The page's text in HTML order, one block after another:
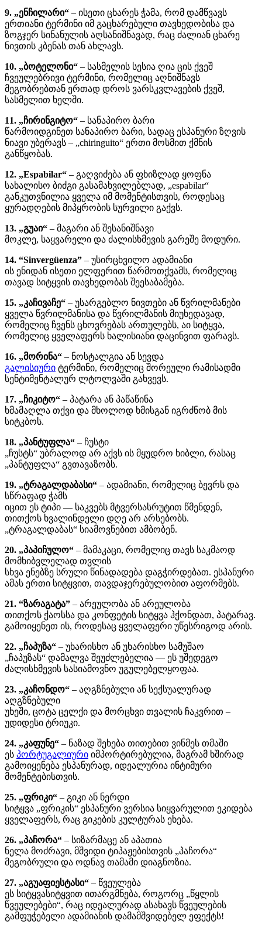
9. „ენჩილარი“ – ისეთი ცხარეს ჭამა, რომ დამწვავს
ერთიანი ტერმინი იმ გაცხარებული თავხედობისა და
ზოგჯერ სინანულის აღსანიშნავად, რაც ძალიან ცხარე
ნივთის კბენას თან ახლავს.
10. „ბოტელონი“ – სასმელის სესია ღია ცის ქვეშ
ჩვეულებრივი ტერმინი, რომელიც აღნიშნავს
მეგობრებთან ერთად დროს ვარსკვლავების ქვეშ,
სასმელით ხელში.
11. „ჩირინგიტო“ – სანაპირო ბარი
წარმოიდგინეთ სანაპირო ბარი, სადაც ესპანური ზღვის
ნიავი უბერავს – „chiringuito“ ერთი მოსმით ქმნის
განწყობას.
12. „Espabilar“ – გაღვიძება ან ფხიზლად ყოფნა
სახალისო ბიძგი გასამახვილებლად, „espabilar“
განკუთვნილია ყველა იმ მომენტისთვის, როდესაც
ყურადღების მიპყრობის სურვილი გაქვს.
13. „გუაი“ – მაგარი ან შესანიშნავი
მოკლე, საყვარელი და ძალისხმევის გარეშე მოდური.
14. “Sinvergüenza” – უსირცხვილო ადამიანი
ის ენიდან ისეთი ელფერით წარმოთქვამს, რომელიც
თავად სიტყვის თავხედობას შეესაბამება.
15. „კაჩივაჩე“ – უსარგებლო ნივთები ან წვრილმანები
ყველა წვრილმანისა და წვრილმანის მიუხედავად,
რომელიც ჩვენს ცხოვრებას ართულებს, აი სიტყვა,
რომელიც ყველაფერს ხალისიანი დაცინვით ფარავს.
16. „მორინა“ – ნოსტალგია ან სევდა
გალისიური ტერმინი, რომელიც შორეული რამისადმი
სენტიმენტალურ ლტოლვაში გახვევს.
17. „ჩიკიტო“ – პატარა ან პაწაწინა
ხმამაღლა თქვი და მხოლოდ ხმისგან იგრძნობ მის
სიტკბოს.
18. „პანტუფლა“ – ჩუსტი
„ჩუსტს“ უბრალოდ არ აქვს ის მყუდრო ხიბლი, რასაც
„პანტუფლა“ გვთავაზობს.
19. „ტრაგალდაბასი“ – ადამიანი, რომელიც ბევრს და
სწრაფად ჭამს
იცით ეს ტიპი — საკვებს მტვერსასრუტით წმენდენ,
თითქოს ხვალინდელი დღე არ არსებობს.
„ტრაგალდაბას“ სიამოვნებით ამბობენ.
20. „პაპიჩულო“ – მამაკაცი, რომელიც თავს საკმაოდ
მომხიბვლელად თვლის
სხვა ენებზე სრული წინადადება დაგჭირდებათ. ესპანური
ამას ერთი სიტყვით, თავდაჯერებულობით აფორმებს.
21. “ზარაგატა” – არეულობა ან არეულობა
თითქოს ქაოსსა და კონფეტის სიტყვა ჰქონდათ, პატარავ.
გამოიყენეთ ის, როდესაც ყველაფერი უწესრიგოდ არის.
22. „ჩაპუზა“ – უხარისხო ან უხარისხო სამუშაო
„ჩაპუზას“ დამალვა შეუძლებელია — ეს უშედეგო
ძალისხმევის სასიამოვნო უგულებელყოფაა.
23. „კაჩონდო“ – აღგზნებული ან სექსუალურად
აღგზნებული
უხეში, ცოტა ცელქი და მორცხვი თვალის ჩაკვრით –
უდიდესი ტრიუკი.
24. „კაფუნე“ – ნაზად შეხება თითებით ვინმეს თმაში
ეს პორტუგალიური იმპორტირებულია, მაგრამ ხშირად
გამოიყენება ესპანურად, იდეალურია ინტიმური
მომენტებისთვის.
25. „ფრიკი“ – გიკი ან ნერდი
სიტყვა „ფრიკის“ ესპანური ვერსია სიყვარულით ეკიდება
ყველაფერს, რაც გიკების კულტურას ეხება.
26. „პაჩორა“ – სიზარმაცე ან აპათია
ნელა მოძრავი, მშვიდი ტიპაჟებისთვის „პაჩორა“
მეგობრული და ოდნავ თამამი დიაგნოზია.
27. „აგუაფიესტასი“ – წვეულება
ეს სიტყვასიტყვით ითარგმნება, როგორც „წყლის
წვეულებები“, რაც იდეალურად ასახავს წვეულების
გამფუჭებელი ადამიანის დამამშვიდებელ ეფექტს!